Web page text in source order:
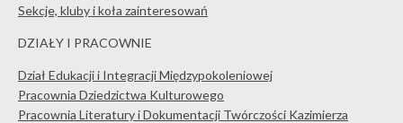
Sekcje, kluby i koła zainteresowań
DZIAŁY I PRACOWNIE
Dział Edukacji i Integracji Międzypokoleniowej
Pracownia Dziedzictwa Kulturowego
Pracownia Literatury i Dokumentacji Twórczości Kazimierza